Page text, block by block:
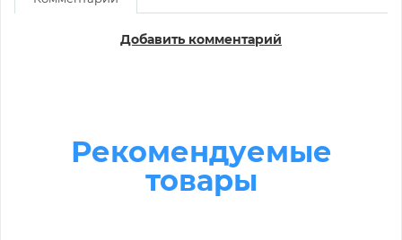
Добавить комментарий
Рекомендуемые
товары